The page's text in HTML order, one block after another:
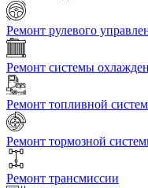
Ремонт рулевого
Ремонт системы
Ремонт топливной
Ремонт тормозной
Ремонт трансмиссии